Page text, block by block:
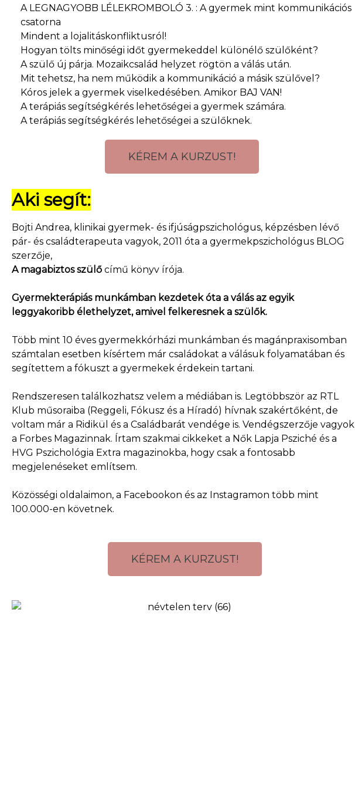
A LEGNAGYOBB LÉLEKROMBOLÓ 3. : A gyermek mint kommunikációs
csatorna
Mindent a lojalitáskonfliktusról!
Hogyan tölts minőségi időt gyermekeddel különélő szülőként?
A szülő új párja. Mozaikcsalád helyzet rögtön a válás után.
Mit tehetsz, ha nem működik a kommunikáció a másik szülővel?
Kóros jelek a gyermek viselkedésében. Amikor BAJ VAN!
A terápiás segítségkérés lehetőségei a gyermek számára.
A terápiás segítségkérés lehetőségei a szülőknek.
KÉREM A KURZUST!
Aki segít:
Bojti Andrea, klinikai gyermek- és ifjúságpszichológus, képzésben lévő
pár- és családterapeuta vagyok, 2011 óta a gyermekpszichológus BLOG
szerzője,
A magabiztos szülő című könyv írója.
Gyermekterápiás munkámban kezdetek óta a válás az egyik
leggyakoribb élethelyzet, amivel felkeresnek a szülők.
Több mint 10 éves gyermekkórházi munkámban és magánpraxisomban
számtalan esetben kísértem már családokat a válásuk folyamatában és
segítettem a fókuszt a gyermekek érdekein tartani.
Rendszeresen találkozhatsz velem a médiában is. Legtöbbször az RTL
Klub műsoraiba (Reggeli, Fókusz és a Híradó) hívnak szakértőként, de
voltam már a Ridikül és a Családbarát vendége is. Vendégszerzője vagyok
a Forbes Magazinnak. Írtam szakmai cikkeket a Nők Lapja Psziché és a
HVG Pszichológia Extra magazinokba, hogy csak a fontosabb
megjelenéseket említsem.
Közösségi oldalaimon, a Facebookon és az Instagramon több mint
100.000-en követnek.
KÉREM A KURZUST!